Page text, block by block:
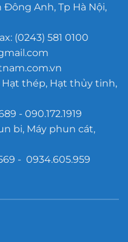
Đông Anh, Tp Hà Nội,
(0243) 581 0100
thép, Hạt thủy tinh,
- 090.172.1919
bi, Máy phun cát,
- 0934.605.959